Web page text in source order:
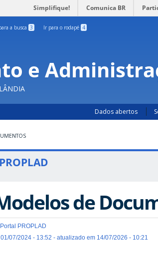
Simplifique! Comunica BR
a busca 3 Ir para o rodapé 4
e
Dados abertos
PROPLAD
de
PROPLAD
07/2024 - 13:52 - atualizado em 14/07/2026 - 10:21